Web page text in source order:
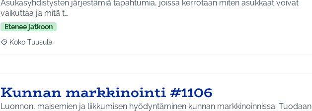
Asukasyhdistysten järjestämiä tapahtumia, joissa kerrotaan miten asukkaat voivat
vaikuttaa ja mitä t…
Etenee jatkoon
Rajaa tulokset aihepiirin mukaan: Koko Tuusula
Koko Tuusula
Kunnan markkinointi #1106
Luonnon, maisemien ja liikkumisen hyödyntäminen kunnan markkinoinnissa. Tuodaan